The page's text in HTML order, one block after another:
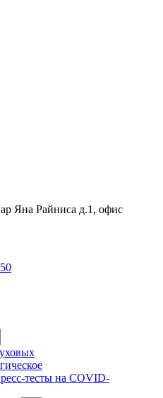
Яна Райниса д.1, офис
тесты на COVID-